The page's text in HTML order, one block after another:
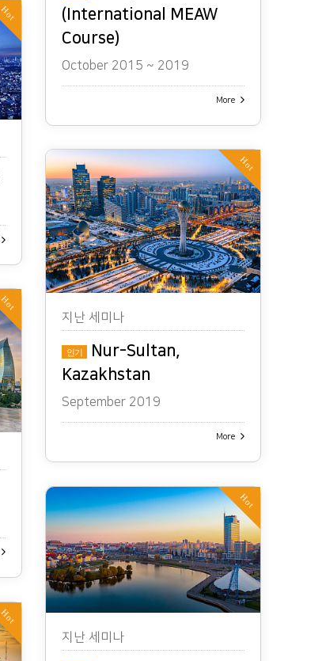
(International MEAW
Course)
October 2015 ~ 2019
More
Hot
Hot
지난 세미나
인기
Nur-Sultan,
Kazakhstan
September 2019
More
Hot
Hot
지난 세미나
Hot